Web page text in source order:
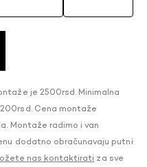
je 2500rsd. Minimalna
Cena montaže
Montaže radimo i van
dodatno obračunavaju putni
nas kontaktirati za sve